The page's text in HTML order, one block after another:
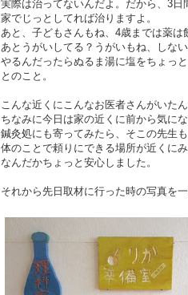
実際は治ってないんだよ。だから、3日
家でじっとしてれば治りますよ。
あと、子どもさんもね、4歳までは薬は
あとうがいしてる？うがいもね、しない
やるんだったらぬるま湯に塩をちょっ
とのこと。
こんな近くにこんなお医者さんがいたん
ちなみに今日は家の近くに前から気に
鍼灸処にも寄ってみたら、そこの先生も
体のことで頼りにできる場所が近くに
なんだかちょっと安心しました。
それから先日取材に行った時の写真を一